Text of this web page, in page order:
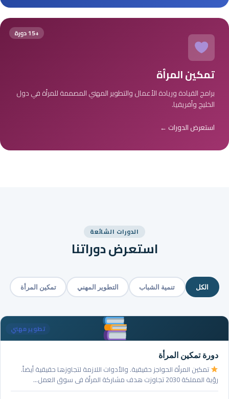
+15 دورة
تمكين المرأة
برامج القيادة وريادة الأعمال والتطوير المهني المصممة للمرأة في دول
الخليج وأفريقيا.
استعرض الدورات ←
الدورات الشائعة
استعرض دوراتنا
الكل تنمية الشباب التطوير المهني تمكين المرأة
تطوير مهني
دورة تمكين المرأة
تمكين المرأة الحواجز حقيقية. والأدوات اللازمة لتجاوزها حقيقية أيضاً.
رؤية المملكة 2030 تجاوزت هدف مشاركة المرأة في سوق العمل…